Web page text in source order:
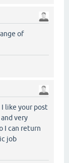
of
like your post
very
I can return
job